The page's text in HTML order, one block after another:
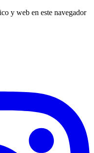
y web en este navegador